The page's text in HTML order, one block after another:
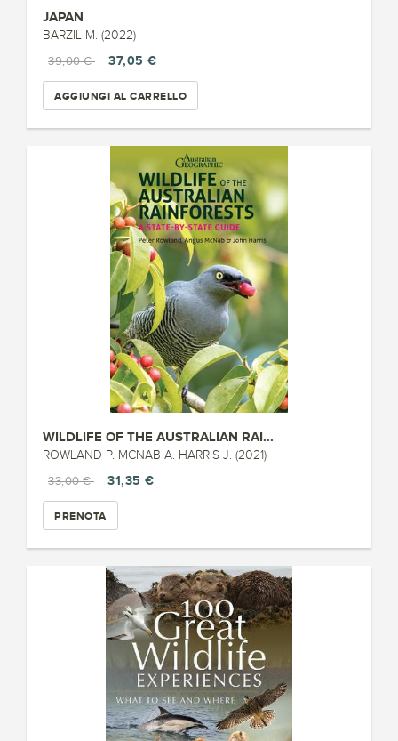
JAPAN
BARZIL M. (2022)
39,00 €
37,05 €
AGGIUNGI AL CARRELLO
WILDLIFE OF THE AUSTRALIAN RAI...
ROWLAND P. MCNAB A. HARRIS J. (2021)
33,00 €
31,35 €
PRENOTA